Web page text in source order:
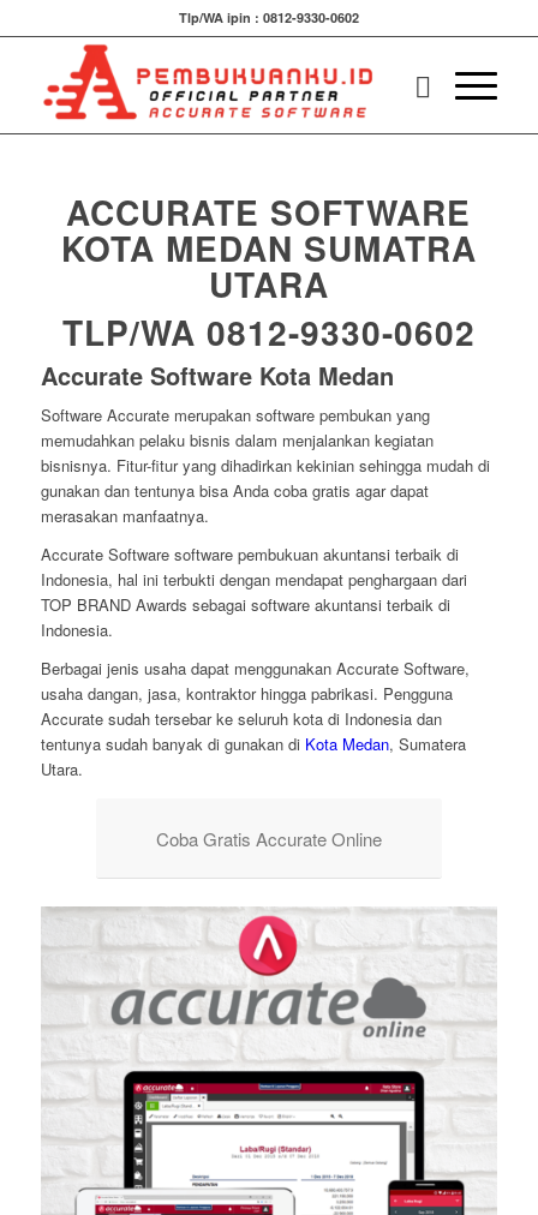
Tlp/WA ipin : 0812-9330-0602
ACCURATE SOFTWARE
KOTA MEDAN SUMATRA
UTARA
TLP/WA 0812-9330-0602
Accurate Software Kota Medan
Software Accurate merupakan software pembukan yang
memudahkan pelaku bisnis dalam menjalankan kegiatan
bisnisnya. Fitur-fitur yang dihadirkan kekinian sehingga mudah di
gunakan dan tentunya bisa Anda coba gratis agar dapat
merasakan manfaatnya.
Accurate Software software pembukuan akuntansi terbaik di
Indonesia, hal ini terbukti dengan mendapat penghargaan dari
TOP BRAND Awards sebagai software akuntansi terbaik di
Indonesia.
Berbagai jenis usaha dapat menggunakan Accurate Software,
usaha dangan, jasa, kontraktor hingga pabrikasi. Pengguna
Accurate sudah tersebar ke seluruh kota di Indonesia dan
tentunya sudah banyak di gunakan di Kota Medan, Sumatera
Utara.
Coba Gratis Accurate Online